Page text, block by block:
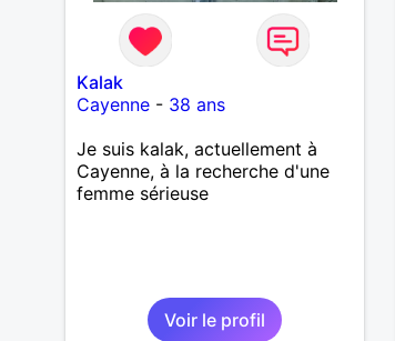
Kalak
Cayenne- 38 ans
Je suis kalak, actuellement à
Cayenne, à la recherche d'une
femme sérieuse
Voir le profil